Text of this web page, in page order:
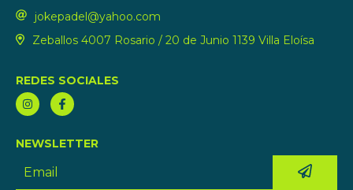
jokepadel@yahoo.com
Zeballos 4007 Rosario / 20 de Junio 1139 Villa Eloísa
REDES SOCIALES
NEWSLETTER